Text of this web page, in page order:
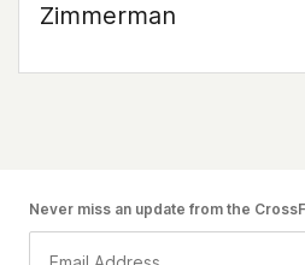
Zimmerman
Never miss an update from the